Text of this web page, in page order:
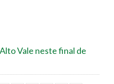
Vale neste final de